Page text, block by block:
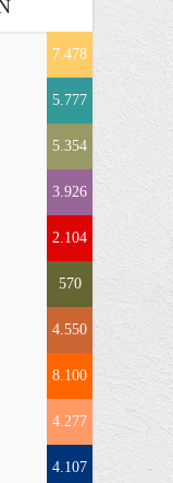
7.478
5.777
5.354
3.926
2.104
570
4.550
8.100
4.277
4.107